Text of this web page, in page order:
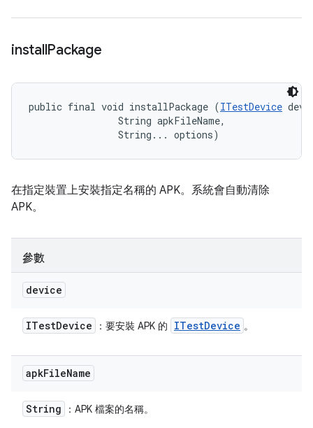
installPackage
public final void installPackage (ITestDevice
                String apkFileName,
                String... options)
在指定裝置上安裝指定名稱的 APK。系統會自動清除
APK。
參數
device
ITestDevice ：要安裝 APK 的 ITestDevice 。
apkFileName
String ：APK 檔案的名稱。